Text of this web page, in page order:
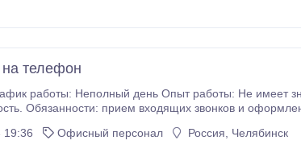
на телефон
работы: Неполный день Опыт работы: Не имеет значения
Условия: -оплата
-Бесплатное обучение; -Карьерный рост.
19:36 Офисный персонал Россия, Челябинск